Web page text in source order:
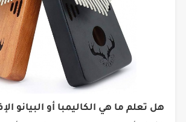
هل تعلم ما هي الكاليمبا‬⁩ أو البيانو